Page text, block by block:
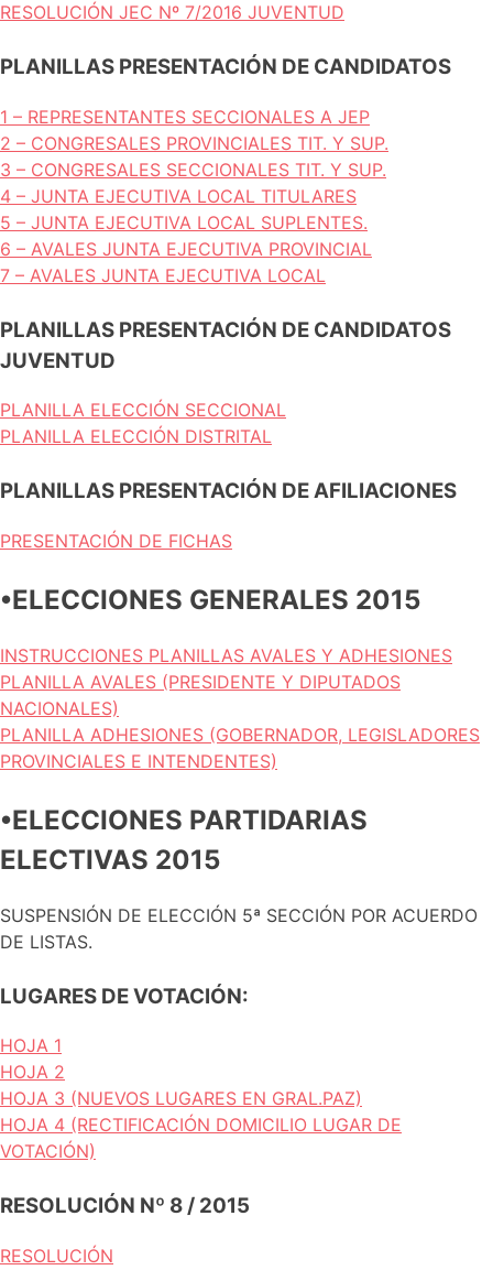
RESOLUCIÓN JEC Nº 7/2016 JUVENTUD
PLANILLAS PRESENTACIÓN DE CANDIDATOS
1 – REPRESENTANTES SECCIONALES A JEP
2 – CONGRESALES PROVINCIALES TIT. Y SUP.
3 – CONGRESALES SECCIONALES TIT. Y SUP.
4 – JUNTA EJECUTIVA LOCAL TITULARES
5 – JUNTA EJECUTIVA LOCAL SUPLENTES.
6 – AVALES JUNTA EJECUTIVA PROVINCIAL
7 – AVALES JUNTA EJECUTIVA LOCAL
PLANILLAS PRESENTACIÓN DE CANDIDATOS
JUVENTUD
PLANILLA ELECCIÓN SECCIONAL
PLANILLA ELECCIÓN DISTRITAL
PLANILLAS PRESENTACIÓN DE AFILIACIONES
PRESENTACIÓN DE FICHAS
•ELECCIONES GENERALES 2015
INSTRUCCIONES PLANILLAS AVALES Y ADHESIONES
PLANILLA AVALES (PRESIDENTE Y DIPUTADOS
NACIONALES)
PLANILLA ADHESIONES (GOBERNADOR, LEGISLADORES
PROVINCIALES E INTENDENTES)
•ELECCIONES PARTIDARIAS
ELECTIVAS 2015
SUSPENSIÓN DE ELECCIÓN 5ª SECCIÓN POR ACUERDO
DE LISTAS.
LUGARES DE VOTACIÓN:
HOJA 1
HOJA 2
HOJA 3 (NUEVOS LUGARES EN GRAL.PAZ)
HOJA 4 (RECTIFICACIÓN DOMICILIO LUGAR DE
VOTACIÓN)
RESOLUCIÓN Nº 8 / 2015
RESOLUCIÓN